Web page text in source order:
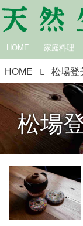
HOME 家庭料理
HOME 松場登
松場